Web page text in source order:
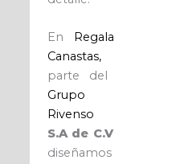
En
Regala
Canastas,
parte del
Grupo
Rivenso
S.A de C.V
diseñamos